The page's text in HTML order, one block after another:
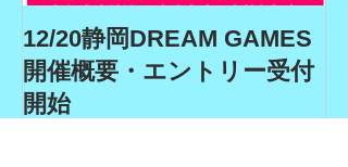
12/20静岡DREAM GAMES
開催概要・エントリー受付
開始